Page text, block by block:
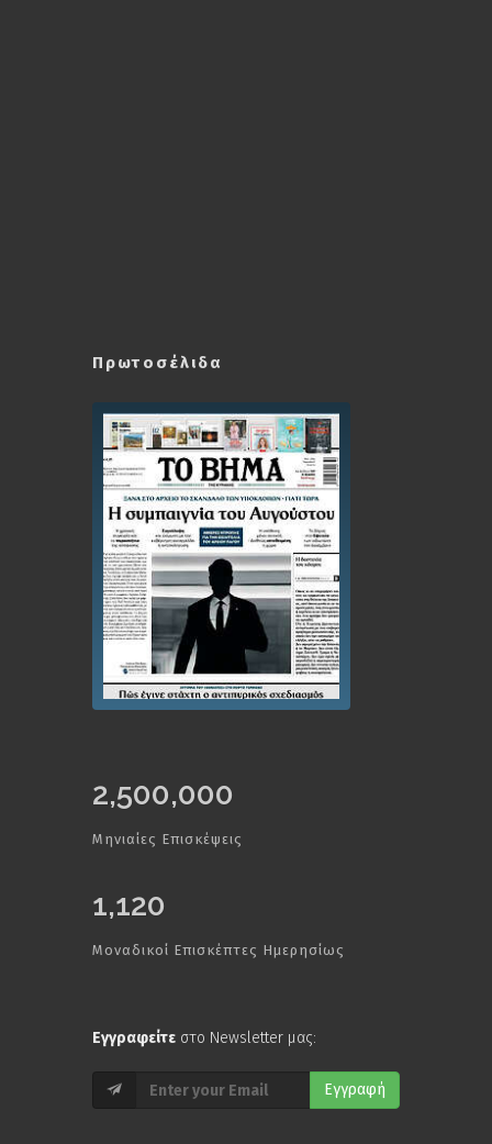
Πρωτοσέλιδα
2,500,000
Μηνιαίες Επισκέψεις
1,120
Μοναδικοί Επισκέπτες Ημερησίως
Εγγραφείτε στο Newsletter μας:
Εγγραφή